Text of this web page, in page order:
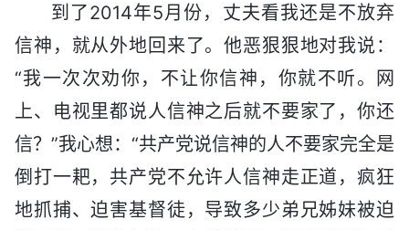
到了2014年5月份，丈夫看我还是不放弃
信神，就从外地回来了。他恶狠狠地对我说：
“我一次次劝你，不让你信神，你就不听。网
上、电视里都说人信神之后就不要家了，你还
信？”我心想：“共产党说信神的人不要家完全是
倒打一耙，共产党不允许人信神走正道，疯狂
地抓捕、迫害基督徒，导致多少弟兄姊妹被迫